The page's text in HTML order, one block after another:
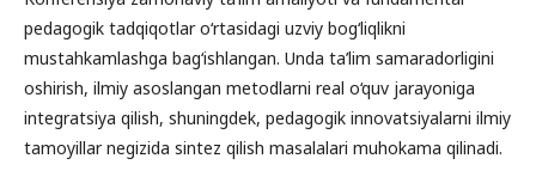
pedagogik tadqiqotlar o‘rtasidagi uzviy bog‘liqlikni
mustahkamlashga bag‘ishlangan. Unda ta’lim samaradorligini
oshirish, ilmiy asoslangan metodlarni real o‘quv jarayoniga
integratsiya qilish, shuningdek, pedagogik innovatsiyalarni ilmiy
tamoyillar negizida sintez qilish masalalari muhokama qilinadi.